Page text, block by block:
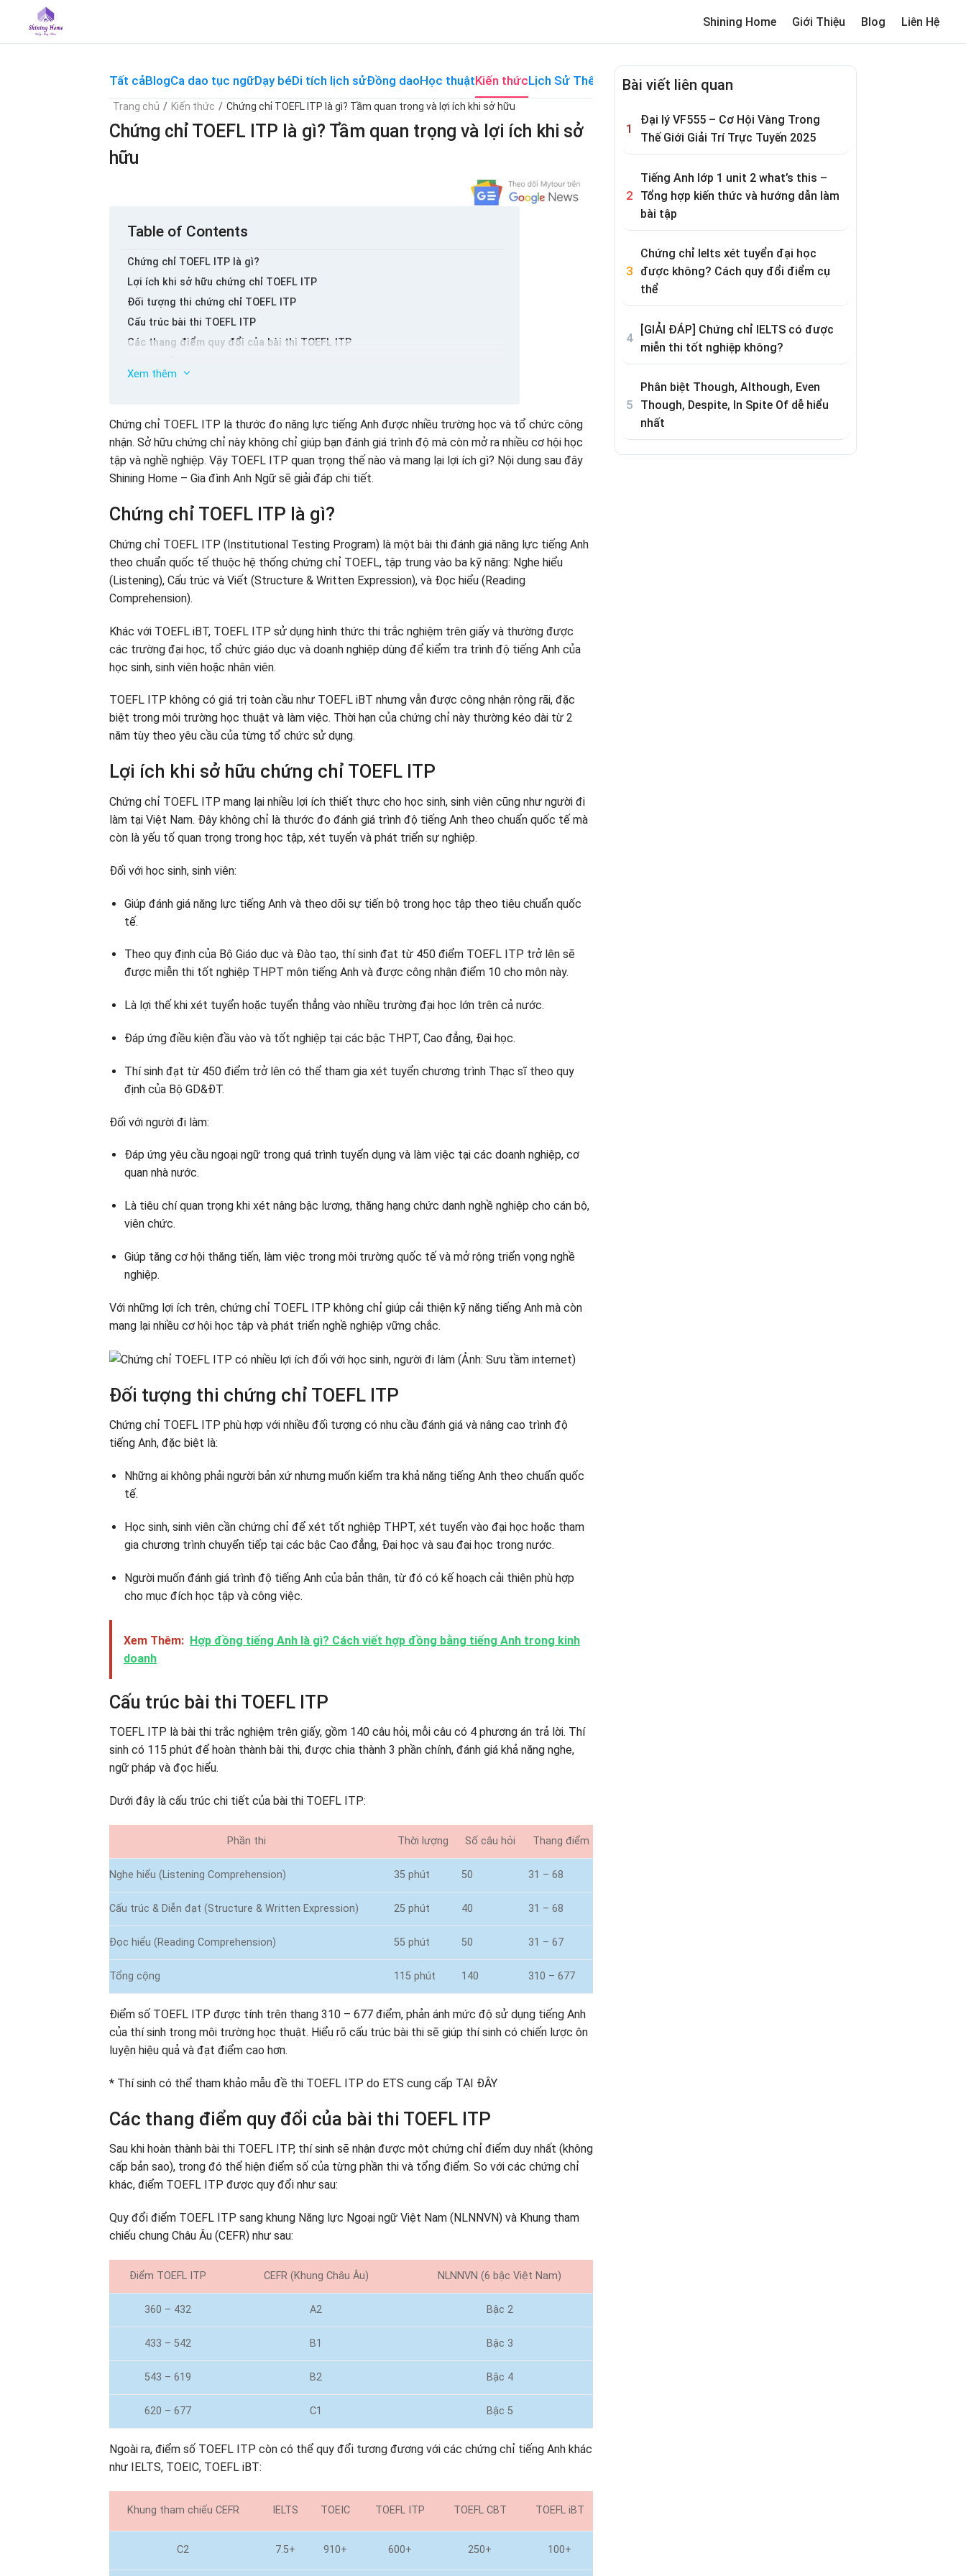
content
Shining Home Giới Thiệu Blog Liên Hệ
Tất cảBlogCa dao tục ngữDạy béDi tích lịch sửĐồng daoHọc thuậtKiến thứcLịch Sử Thế Giới MemeReview trường cho bé
Trang chủ / Kiến thức / Chứng chỉ TOEFL ITP là gì? Tầm quan trọng và lợi ích khi sở hữu
Chứng chỉ TOEFL ITP là gì? Tầm quan trọng và lợi ích khi sở
hữu
Table of Contents
Chứng chỉ TOEFL ITP là gì?
Lợi ích khi sở hữu chứng chỉ TOEFL ITP
Đối tượng thi chứng chỉ TOEFL ITP
Cấu trúc bài thi TOEFL ITP
Các thang điểm quy đổi của bài thi TOEFL ITP
Tài liệu ôn thi chứng chỉ TOEFL ITP
Đề thi thử TOEFL ITP
Sách luyện thi TOEFL ITP
Xây dựng nền tảng tiếng Anh vững chắc từ nhỏ với Shining Home – Gia đình Anh Ngữ
TOEFL ITP có giá trị trong bao lâu?
TOEFL ITP có thể thay thế TOEIC hoặc IELTS không?
Điểm TOEFL ITP bao nhiêu là cao?
TOEFL ITP tổ chức ở đâu?
Kết luận
Xem thêm
Chứng chỉ TOEFL ITP là thước đo năng lực tiếng Anh được nhiều trường học và tổ chức công
nhận. Sở hữu chứng chỉ này không chỉ giúp bạn đánh giá trình độ mà còn mở ra nhiều cơ hội học
tập và nghề nghiệp. Vậy TOEFL ITP quan trọng thế nào và mang lại lợi ích gì? Nội dung sau đây
Shining Home – Gia đình Anh Ngữ sẽ giải đáp chi tiết.
Chứng chỉ TOEFL ITP là gì?
Chứng chỉ TOEFL ITP (Institutional Testing Program) là một bài thi đánh giá năng lực tiếng Anh
theo chuẩn quốc tế thuộc hệ thống chứng chỉ TOEFL, tập trung vào ba kỹ năng: Nghe hiểu
(Listening), Cấu trúc và Viết (Structure & Written Expression), và Đọc hiểu (Reading
Comprehension).
Khác với TOEFL iBT, TOEFL ITP sử dụng hình thức thi trắc nghiệm trên giấy và thường được
các trường đại học, tổ chức giáo dục và doanh nghiệp dùng để kiểm tra trình độ tiếng Anh của
học sinh, sinh viên hoặc nhân viên.
TOEFL ITP không có giá trị toàn cầu như TOEFL iBT nhưng vẫn được công nhận rộng rãi, đặc
biệt trong môi trường học thuật và làm việc. Thời hạn của chứng chỉ này thường kéo dài từ 2
năm tùy theo yêu cầu của từng tổ chức sử dụng.
Lợi ích khi sở hữu chứng chỉ TOEFL ITP
Chứng chỉ TOEFL ITP mang lại nhiều lợi ích thiết thực cho học sinh, sinh viên cũng như người đi
làm tại Việt Nam. Đây không chỉ là thước đo đánh giá trình độ tiếng Anh theo chuẩn quốc tế mà
còn là yếu tố quan trọng trong học tập, xét tuyển và phát triển sự nghiệp.
Đối với học sinh, sinh viên:
Giúp đánh giá năng lực tiếng Anh và theo dõi sự tiến bộ trong học tập theo tiêu chuẩn quốc
tế.
Theo quy định của Bộ Giáo dục và Đào tạo, thí sinh đạt từ 450 điểm TOEFL ITP trở lên sẽ
được miễn thi tốt nghiệp THPT môn tiếng Anh và được công nhận điểm 10 cho môn này.
Là lợi thế khi xét tuyển hoặc tuyển thẳng vào nhiều trường đại học lớn trên cả nước.
Đáp ứng điều kiện đầu vào và tốt nghiệp tại các bậc THPT, Cao đẳng, Đại học.
Thí sinh đạt từ 450 điểm trở lên có thể tham gia xét tuyển chương trình Thạc sĩ theo quy
định của Bộ GD&ĐT.
Đối với người đi làm:
Đáp ứng yêu cầu ngoại ngữ trong quá trình tuyển dụng và làm việc tại các doanh nghiệp, cơ
quan nhà nước.
Là tiêu chí quan trọng khi xét nâng bậc lương, thăng hạng chức danh nghề nghiệp cho cán bộ,
viên chức.
Giúp tăng cơ hội thăng tiến, làm việc trong môi trường quốc tế và mở rộng triển vọng nghề
nghiệp.
Với những lợi ích trên, chứng chỉ TOEFL ITP không chỉ giúp cải thiện kỹ năng tiếng Anh mà còn
mang lại nhiều cơ hội học tập và phát triển nghề nghiệp vững chắc.
Đối tượng thi chứng chỉ TOEFL ITP
Chứng chỉ TOEFL ITP phù hợp với nhiều đối tượng có nhu cầu đánh giá và nâng cao trình độ
tiếng Anh, đặc biệt là:
Những ai không phải người bản xứ nhưng muốn kiểm tra khả năng tiếng Anh theo chuẩn quốc
tế.
Học sinh, sinh viên cần chứng chỉ để xét tốt nghiệp THPT, xét tuyển vào đại học hoặc tham
gia chương trình chuyển tiếp tại các bậc Cao đẳng, Đại học và sau đại học trong nước.
Người muốn đánh giá trình độ tiếng Anh của bản thân, từ đó có kế hoạch cải thiện phù hợp
cho mục đích học tập và công việc.
Xem Thêm: Hợp đồng tiếng Anh là gì? Cách viết hợp đồng bằng tiếng Anh trong kinh
doanh
Cấu trúc bài thi TOEFL ITP
TOEFL ITP là bài thi trắc nghiệm trên giấy, gồm 140 câu hỏi, mỗi câu có 4 phương án trả lời. Thí
sinh có 115 phút để hoàn thành bài thi, được chia thành 3 phần chính, đánh giá khả năng nghe,
ngữ pháp và đọc hiểu.
Dưới đây là cấu trúc chi tiết của bài thi TOEFL ITP:
Phần thi Thời lượng Số câu hỏi Thang điểm
Nghe hiểu (Listening Comprehension) 35 phút 50 31 – 68
Cấu trúc & Diễn đạt (Structure & Written Expression) 25 phút 40 31 – 68
Đọc hiểu (Reading Comprehension) 55 phút 50 31 – 67
Tổng cộng 115 phút 140 310 – 677
Điểm số TOEFL ITP được tính trên thang 310 – 677 điểm, phản ánh mức độ sử dụng tiếng Anh
của thí sinh trong môi trường học thuật. Hiểu rõ cấu trúc bài thi sẽ giúp thí sinh có chiến lược ôn
luyện hiệu quả và đạt điểm cao hơn.
* Thí sinh có thể tham khảo mẫu đề thi TOEFL ITP do ETS cung cấp TẠI ĐÂY
Các thang điểm quy đổi của bài thi TOEFL ITP
Sau khi hoàn thành bài thi TOEFL ITP, thí sinh sẽ nhận được một chứng chỉ điểm duy nhất (không
cấp bản sao), trong đó thể hiện điểm số của từng phần thi và tổng điểm. So với các chứng chỉ
khác, điểm TOEFL ITP được quy đổi như sau:
Quy đổi điểm TOEFL ITP sang khung Năng lực Ngoại ngữ Việt Nam (NLNNVN) và Khung tham
chiếu chung Châu Âu (CEFR) như sau:
Điểm TOEFL ITP CEFR (Khung Châu Âu) NLNNVN (6 bậc Việt Nam)
360 – 432 A2 Bậc 2
433 – 542 B1 Bậc 3
543 – 619 B2 Bậc 4
620 – 677 C1 Bậc 5
Ngoài ra, điểm số TOEFL ITP còn có thể quy đổi tương đương với các chứng chỉ tiếng Anh khác
như IELTS, TOEIC, TOEFL iBT:
Khung tham chiếu CEFR IELTS TOEIC TOEFL ITP TOEFL CBT TOEFL iBT
C2 7.5+ 910+ 600+ 250+ 100+
Bài viết liên quan
Đại lý VF555 – Cơ Hội Vàng Trong
Thế Giới Giải Trí Trực Tuyến 2025
Tiếng Anh lớp 1 unit 2 what’s this –
Tổng hợp kiến thức và hướng dẫn làm
bài tập
Chứng chỉ Ielts xét tuyển đại học
được không? Cách quy đổi điểm cụ
thể
[GIẢI ĐÁP] Chứng chỉ IELTS có được
miễn thi tốt nghiệp không?
Phân biệt Though, Although, Even
Though, Despite, In Spite Of dễ hiểu
nhất